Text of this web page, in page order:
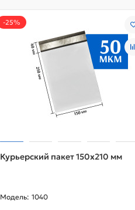
-25%
Курьерский пакет 150х210 мм
1040